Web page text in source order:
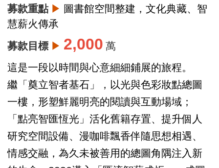
募款重點 ▶ 圖書館空間整建，文化典藏、智
慧薪火傳承
募款目標 ▶ 2,000 萬
這是一段以時間與心意細細鋪展的旅程。
繼「奠立智者基石」，以光與色彩妝點總圖
一樓，形塑鮮麗明亮的閱讀與互動場域；
「點亮智匯恆光」活化舊籍存置、提升個人
研究空間設備、漫咖啡飄香伴隨思想相遇、
情感交融，為久未被善用的總圖角隅注入新